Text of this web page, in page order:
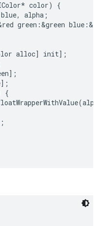
color) {
alpha;
green:&green
alloc] init];
{